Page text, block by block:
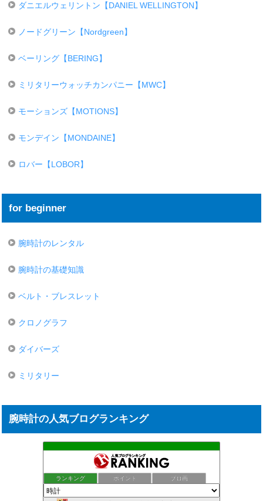
ダニエルウェリントン【DANIEL WELLINGTON】
ノードグリーン【Nordgreen】
ベーリング【BERING】
ミリタリーウォッチカンパニー【MWC】
モーションズ【MOTIONS】
モンデイン【MONDAINE】
ロバー【LOBOR】
for beginner
腕時計のレンタル
腕時計の基礎知識
ベルト・ブレスレット
クロノグラフ
ダイバーズ
ミリタリー
腕時計の人気ブログランキング
ランキング ポイント ブロ画